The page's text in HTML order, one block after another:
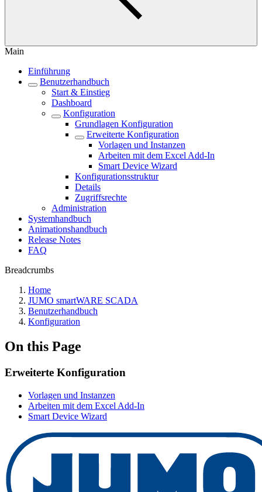
Main
Einführung
Benutzerhandbuch
Start & Einstieg
Dashboard
Konfiguration
Grundlagen Konfiguration
Erweiterte Konfiguration
Vorlagen und Instanzen
Arbeiten mit dem Excel Add-In
Smart Device Wizard
Konfigurationsstruktur
Details
Zugriffsrechte
Administration
Systemhandbuch
Animationshandbuch
Release Notes
FAQ
Breadcrumbs
Home
JUMO smartWARE SCADA
Benutzerhandbuch
Konfiguration
On this Page
Erweiterte Konfiguration
Vorlagen und Instanzen
Arbeiten mit dem Excel Add-In
Smart Device Wizard